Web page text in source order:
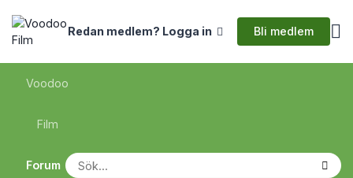
Redan medlem? Logga in Bli medlem
Voodoo
Film
Forum